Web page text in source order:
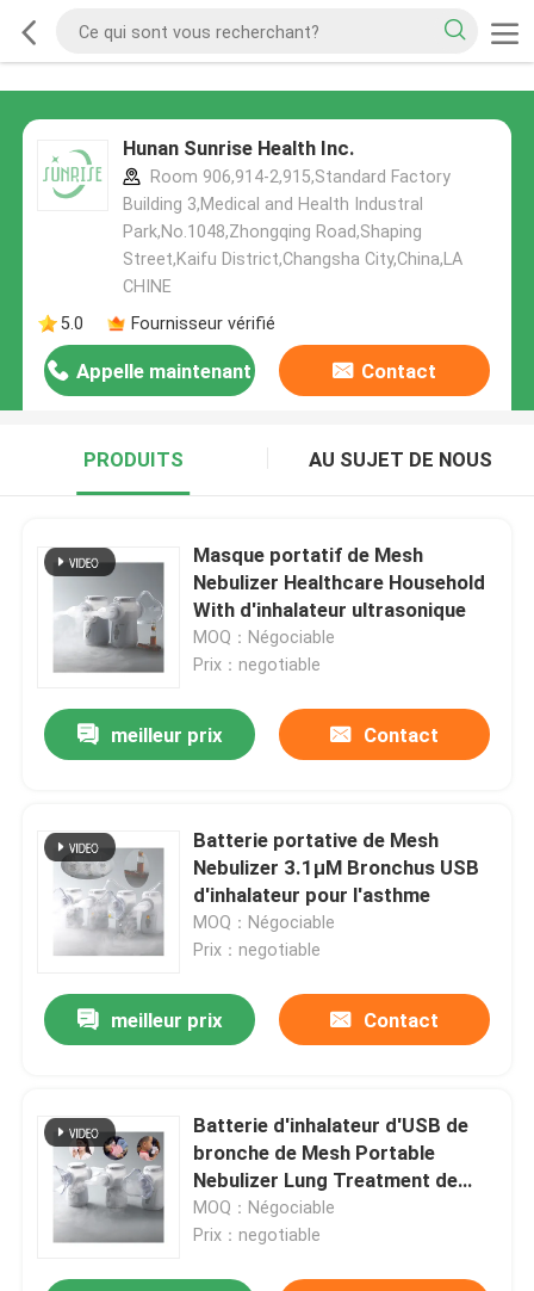
Hunan Sunrise Health Inc.
Room 906,914-2,915,Standard Factory
Building 3,Medical and Health Industral
Park,No.1048,Zhongqing Road,Shaping
Street,Kaifu District,Changsha City,China,LA
CHINE
5.0
Fournisseur vérifié
Appelle maintenant Contact
PRODUITS AU SUJET DE NOUS
Masque portatif de Mesh
Nebulizer Healthcare Household
With d'inhalateur ultrasonique
MOQ：Négociable
Prix：negotiable
meilleur prix Contact
Batterie portative de Mesh
Nebulizer 3.1μM Bronchus USB
d'inhalateur pour l'asthme
MOQ：Négociable
Prix：negotiable
meilleur prix Contact
Batterie d'inhalateur d'USB de
bronche de Mesh Portable
Nebulizer Lung Treatment de
toux
MOQ：Négociable
Prix：negotiable